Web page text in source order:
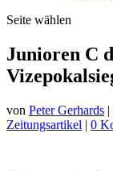
Seite wählen
Junioren C
von Peter Gerhards |
Zeitungsartikel | 0